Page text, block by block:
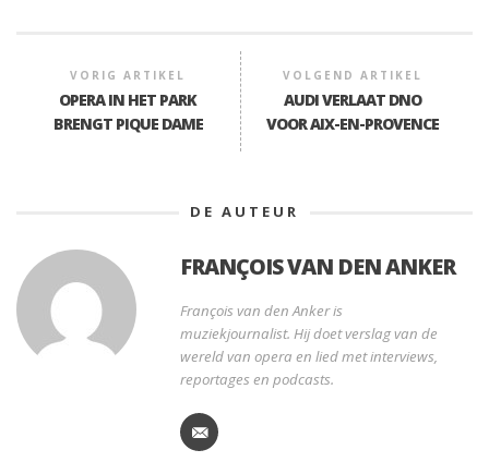
VORIG ARTIKEL
OPERA IN HET PARK
BRENGT PIQUE DAME
VOLGEND ARTIKEL
AUDI VERLAAT DNO
VOOR AIX-EN-PROVENCE
DE AUTEUR
FRANÇOIS VAN DEN ANKER
François van den Anker is
muziekjournalist. Hij doet verslag van de
wereld van opera en lied met interviews,
reportages en podcasts.